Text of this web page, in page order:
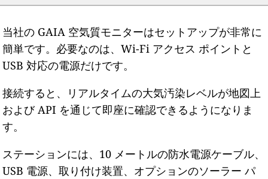
当社の GAIA 空気質モニターはセットアップが非常に
簡単です。必要なのは、Wi-Fi アクセス ポイントと
USB 対応の電源だけです。
接続すると、リアルタイムの大気汚染レベルが地図上
および API を通じて即座に確認できるようになりま
す。
ステーションには、10 メートルの防水電源ケーブル、
USB 電源、取り付け装置、オプションのソーラー パ